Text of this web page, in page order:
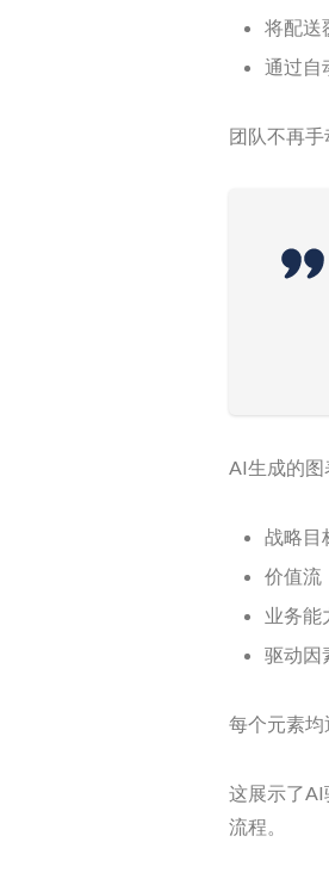
将配送
通过自
团队不再
AI生成的图
战略目
价值流
业务能
驱动因
每个元素均
这展示了AI
流程。